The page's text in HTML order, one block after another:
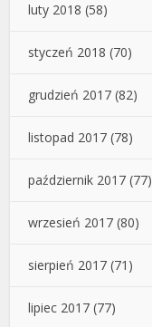
luty 2018 (58)
styczeń 2018 (70)
grudzień 2017 (82)
listopad 2017 (78)
październik 2017 (77)
wrzesień 2017 (80)
sierpień 2017 (71)
lipiec 2017 (77)